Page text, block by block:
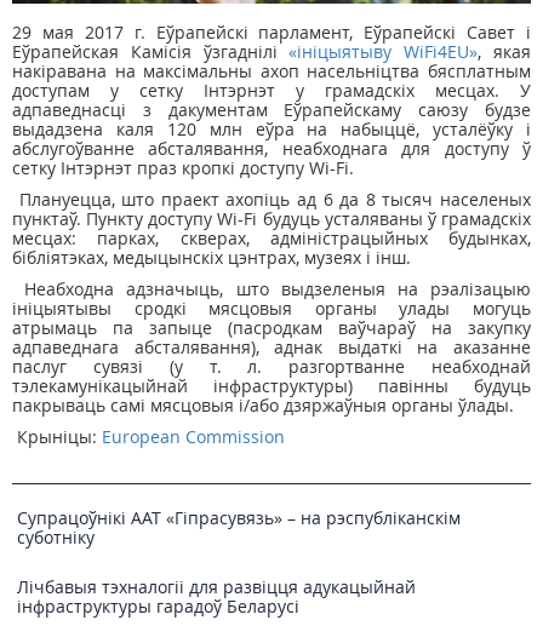
29 мая 2017 г. Еўрапейскі парламент, Еўрапейскі Савет і
Еўрапейская Камісія ўзгаднілі«ініцыятыву WiFi4EU», якая
накіравана на максімальны ахоп насельніцтва бясплатным
доступам у сетку Інтэрнэт у грамадскіх месцах. У
адпаведнасці з дакументам Еўрапейскаму саюзу будзе
выдадзена каля 120 млн еўра на набыццё, усталёўку і
абслугоўванне абсталявання, неабходнага для доступу ў
сетку Інтэрнэт праз кропкі доступу Wi-Fi.
Плануецца, што праект ахопіць ад 6 да 8 тысяч населеных
пунктаў. Пункту доступу Wi-Fi будуць усталяваны ў грамадскіх
месцах: парках, скверах, адміністрацыйных будынках,
бібліятэках, медыцынскіх цэнтрах, музеях і інш.
Неабходна адзначыць, што выдзеленыя на рэалізацыю
ініцыятывы сродкі мясцовыя органы улады могуць
атрымаць па запыце (пасродкам ваўчараў на закупку
адпаведнага абсталявання), аднак выдаткі на аказанне
паслуг сувязі (у т. л. разгортванне неабходнай
тэлекамунікацыйнай інфраструктуры) павінны будуць
пакрываць самі мясцовыя і/або дзяржаўныя органы ўлады.
Крыніцы: European Commission
Супрацоўнікі ААТ «Гіпрасувязь» – на рэспубліканскім
суботніку
Лічбавыя тэхналогіі для развіцця адукацыйнай
інфраструктуры гарадоў Беларусі